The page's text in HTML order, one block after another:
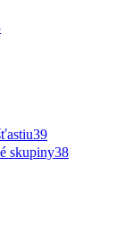
39
skupiny38